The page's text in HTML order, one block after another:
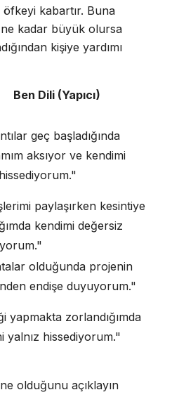
öfkeyi kabartır. Buna
ne kadar büyük olursa
kişiye yardımı
Ben Dili (Yapıcı)
geç başladığında
aksıyor ve kendimi
paylaşırken kesintiye
kendimi değersiz
olduğunda projenin
endişe duyuyorum."
yapmakta zorlandığımda
yalnız hissediyorum."
olduğunu açıklayın